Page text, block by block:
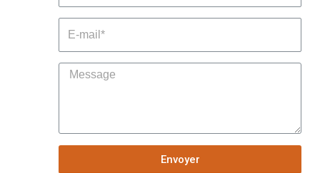
Envoyer